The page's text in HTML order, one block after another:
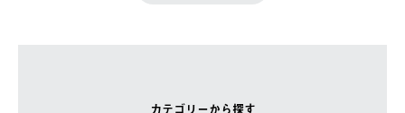
カテゴリーから探す